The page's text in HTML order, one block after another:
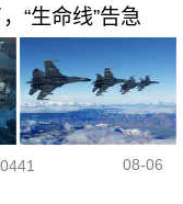
“生命线”告急
08-06